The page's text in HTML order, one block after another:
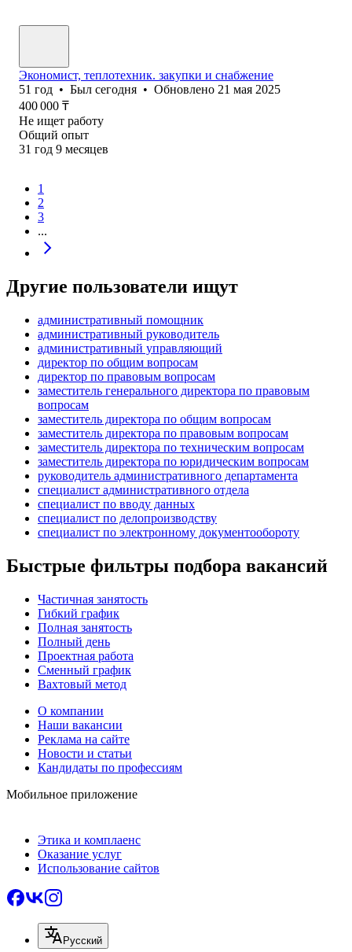
Экономист, теплотехник. закупки и снабжение
51 год • Был сегодня • Обновлено 21 мая 2025
400 000 ₸
Не ищет работу
Общий опыт
31 год 9 месяцев
1
2
3
...
Другие пользователи ищут
административный помощник
административный руководитель
административный управляющий
директор по общим вопросам
директор по правовым вопросам
заместитель генерального директора по правовым
вопросам
заместитель директора по общим вопросам
заместитель директора по правовым вопросам
заместитель директора по техническим вопросам
заместитель директора по юридическим вопросам
руководитель административного департамента
специалист административного отдела
специалист по вводу данных
специалист по делопроизводству
специалист по электронному документообороту
Быстрые фильтры подбора вакансий
Частичная занятость
Гибкий график
Полная занятость
Полный день
Проектная работа
Сменный график
Вахтовый метод
О компании
Наши вакансии
Реклама на сайте
Новости и статьи
Кандидаты по профессиям
Мобильное приложение
Этика и комплаенс
Оказание услуг
Использование сайтов
Русский